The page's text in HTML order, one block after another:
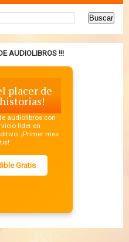
AUDIOLIBROS !!!
placer de
audiolibros con
líder en
¡Primer mes
Gratis